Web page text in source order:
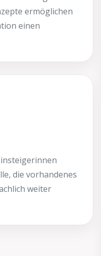
ermöglichen
einen
die vorhandenes
weiter